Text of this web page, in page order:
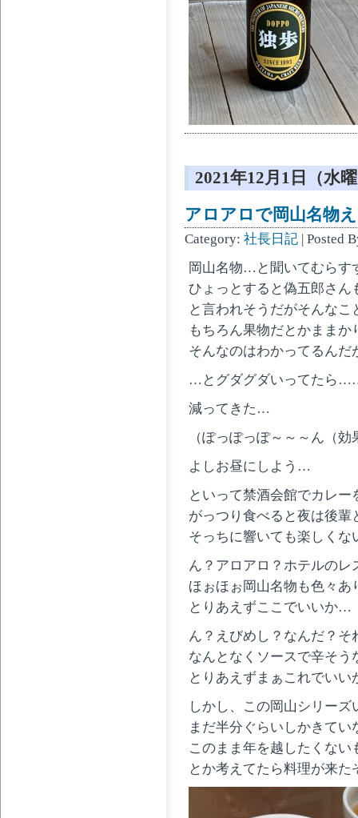
2021年12月1日（水
アロアロで岡山名物
Category: 社長日記 | Posted
岡山名物…と聞いてむらす
ひょっとすると偽五郎さ
と言われそうだがそんな
もちろん果物だとかまま
そんなのはわかってるん
…とグダグダいってたら
減ってきた…
（ぽっぽっぽ～～～ん（効
よしお昼にしよう…
といって禁酒会館でカレ
がっつり食べると夜は後
そっちに響いても楽しく
ん？アロアロ？ホテルのレ
ほぉほぉ岡山名物も色々
とりあえずここでいいか…
ん？えびめし？なんだ？そ
なんとなくソースで辛そ
とりあえずまぁこれでいい
しかし、この岡山シリー
まだ半分ぐらいしかきて
このまま年を越したくな
とか考えてたら料理が来